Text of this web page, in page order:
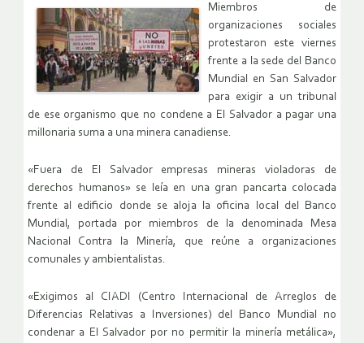
Miembros de
organizaciones sociales
protestaron este viernes
frente a la sede del Banco
Mundial en San Salvador
para exigir a un tribunal
de ese organismo que no condene a El Salvador a pagar una
millonaria suma a una minera canadiense.
«Fuera de El Salvador empresas mineras violadoras de
derechos humanos» se leía en una gran pancarta colocada
frente al edificio donde se aloja la oficina local del Banco
Mundial, portada por miembros de la denominada Mesa
Nacional Contra la Minería, que reúne a organizaciones
comunales y ambientalistas.
«Exigimos al CIADI (Centro Internacional de Arreglos de
Diferencias Relativas a Inversiones) del Banco Mundial no
condenar a El Salvador por no permitir la minería metálica»,